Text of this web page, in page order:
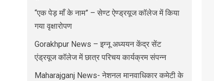
“एक पेड़ माँ के नाम” – सेण्ट ऐण्ड्रयूज कॉलेज में किया
गया वृक्षारोपण
Gorakhpur News – इग्नू अध्ययन केंद्र सेंट
एंड्रयूज कॉलेज में छात्र परिचय कार्यक्रम संपन्न
Maharajganj News- नेशनल मानवाधिकार कमेटी के